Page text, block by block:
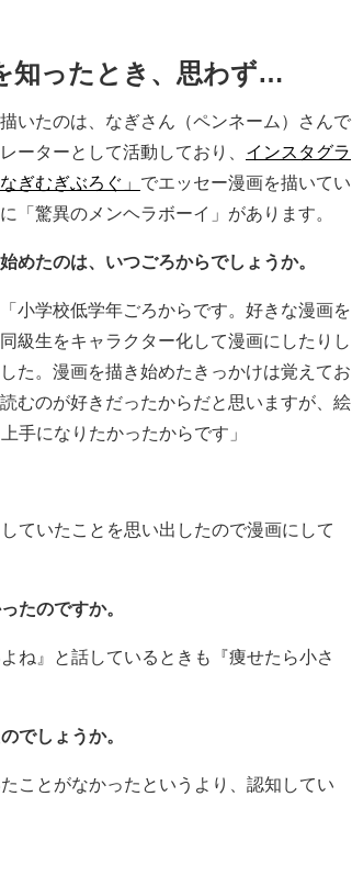
知ったとき、思わず…
いたのは、なぎさん（ペンネーム）さんで
ーターとして活動しており、 インスタグラ
ぎむぎぶろぐ」 でエッセー漫画を描いてい
「驚異のメンヘラボーイ」があります。
めたのは、いつごろからでしょうか。
小学校低学年ごろからです。好きな漫画を
級生をキャラクター化して漫画にしたりし
た。漫画を描き始めたきっかけは覚えてお
むのが好きだったからだと思いますが、絵
手になりたかったからです」
ていたことを思い出したので漫画にして
たのですか。
ね』と話しているときも『痩せたら小さ
でしょうか。
ことがなかったというより、認知してい